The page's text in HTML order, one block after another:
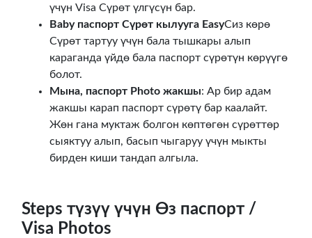
үчүн Visa Сүрөт үлгүсүн бар.
Baby паспорт Сүрөт кылууга EasyСиз көрө
Сүрөт тартуу үчүн бала тышкары алып
караганда үйдө бала паспорт сүрөтүн көрүүгө
болот.
Мына, паспорт Photo жакшы: Ар бир адам
жакшы карап паспорт сүрөтү бар каалайт.
Жөн гана муктаж болгон көптөгөн сүрөттөр
сыяктуу алып, басып чыгаруу үчүн мыкты
бирден киши тандап алгыла.
Steps түзүү үчүн Өз паспорт /
Visa Photos